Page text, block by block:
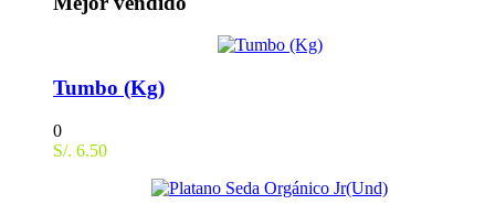
Tumbo (Kg)
0
S/. 6.50